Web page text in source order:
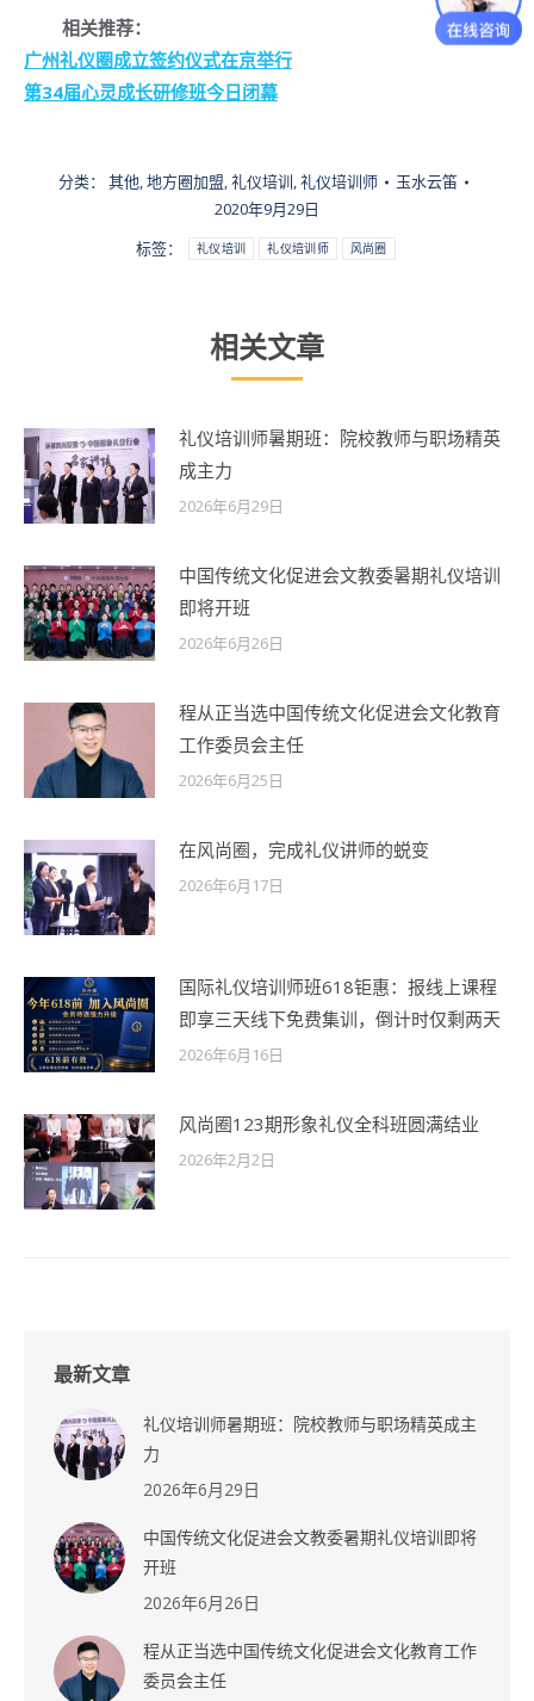
相关推荐：
广州礼仪圈成立签约仪式在京举行
第34届心灵成长研修班今日闭幕
分类： 其他,地方圈加盟,礼仪培训,礼仪培训师
玉水云笛
2020年9月29日
标签：
礼仪培训 礼仪培训师 风尚圈
相关文章
礼仪培训师暑期班：院校教师与职场精英
成主力
2026年6月29日
中国传统文化促进会文教委暑期礼仪培训
即将开班
2026年6月26日
程从正当选中国传统文化促进会文化教育
工作委员会主任
2026年6月25日
在风尚圈，完成礼仪讲师的蜕变
2026年6月17日
国际礼仪培训师班618钜惠：报线上课程
即享三天线下免费集训，倒计时仅剩两天
2026年6月16日
风尚圈123期形象礼仪全科班圆满结业
2026年2月2日
最新文章
礼仪培训师暑期班：院校教师与职场精英成主
力
2026年6月29日
中国传统文化促进会文教委暑期礼仪培训即将
开班
2026年6月26日
程从正当选中国传统文化促进会文化教育工作
委员会主任